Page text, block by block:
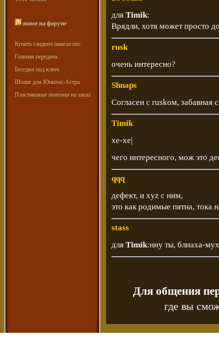
новое на форуме
Купить сэндвич панели ппс
Главная передача.
Беседки под ключ
Шланг для Юнилос-Астра
Пластиковые понтоны на заказ
для Timik:
Врядли, хотя может просто
rusk
очень интересно?
Shnaps
Согласен с ruskом, забавная
Timik
хе-хе|
чего интересного, мож это
qqq
дефект, и xyz с ним,
это как родимые пятна, тока
stass
для Timik:нну ты, блиаха-
Для общения
где вы